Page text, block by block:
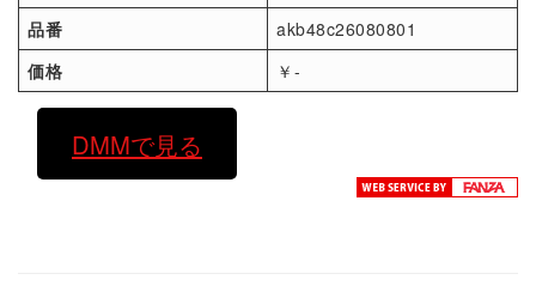
品番
akb48c26080801
価格
￥-
DMMで見る